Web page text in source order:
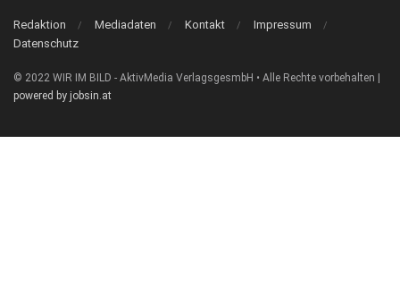
Redaktion Mediadaten Kontakt
Impressum
Datenschutz
© 2022 WIR IM BILD - AktivMedia VerlagsgesmbH • Alle Rechte vorbehalten |
powered by jobsin.at